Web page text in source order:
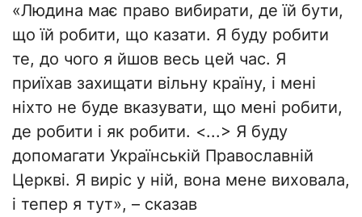
«Людина має право вибирати, де їй бути,
що їй робити, що казати. Я буду робити
те, до чого я йшов весь цей час. Я
приїхав захищати вільну країну, і мені
ніхто не буде вказувати, що мені робити,
де робити і як робити. <...> Я буду
допомагати Українській Православній
Церкві. Я виріс у ній, вона мене виховала,
і тепер я тут», – сказав